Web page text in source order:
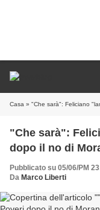
Casa » "Che sarà": Feliciano
"Che sarà":
dopo il no di
Pubblicato su 05/06/PM
Da Marco Liberti